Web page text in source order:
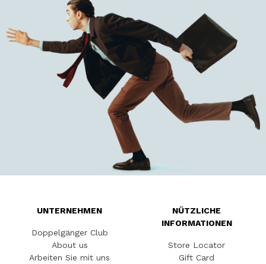
UNTERNEHMEN
Doppelgänger Club
About us
Arbeiten Sie mit uns
NÜTZLICHE
INFORMATIONEN
Store Locator
Gift Card